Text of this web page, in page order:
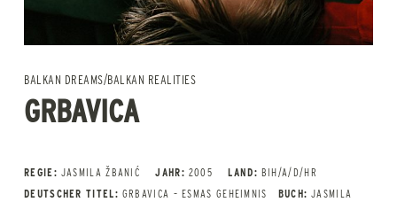
BALKAN DREAMS/BALKAN REALITIES
GRBAVICA
REGIE: JASMILA ŽBANIĆ JAHR: 2005 LAND: BIH/A/D/HR
DEUTSCHER TITEL: GRBAVICA – ESMAS GEHEIMNIS BUCH: JASMILA